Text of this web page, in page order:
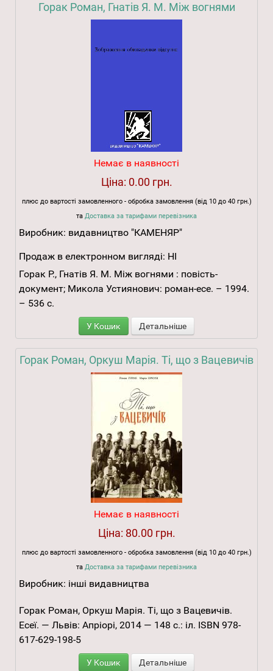
Горак Роман, Гнатів Я. М. Між вогнями
Немає в наявності
Ціна: 0.00 грн.
плюс до вартості замовленного - обробка замовлення (від 10 до 40 грн.)
та Доставка за тарифами перевізника
Виробник: видавництво "КАМЕНЯР"
Продаж в електронном вигляді: НІ
Горак Р., Гнатів Я. М. Між вогнями : повість-
документ; Микола Устиянович: роман-есе. – 1994.
– 536 с.
У Кошик Детальніше
Горак Роман, Оркуш Марія. Ті, що з Вацевичів
Немає в наявності
Ціна: 80.00 грн.
плюс до вартості замовленного - обробка замовлення (від 10 до 40 грн.)
та Доставка за тарифами перевізника
Виробник: інші видавництва
Горак Роман, Оркуш Марія. Ті, що з Вацевичів.
Есеї. — Львів: Апріорі, 2014 — 148 с.: іл. ISBN 978-
617-629-198-5
У Кошик Детальніше